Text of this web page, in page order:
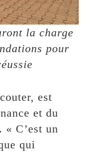
la charge
pour
est
et du
« C’est un
qui